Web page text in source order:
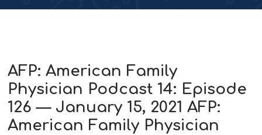
AFP: American Family
Physician Podcast 14: Episode
126 — January 15, 2021 AFP:
American Family Physician